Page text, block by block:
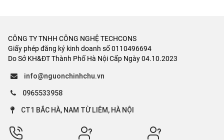
CÔNG TY TNHH CÔNG NGHỆ TECHCONS
Giấy phép đăng ký kinh doanh số 0110496694
Do Sở KH&ĐT Thành Phố Hà Nội Cấp Ngày 04.10.2023
info@nguonchinhchu.vn
0965533958
CT1 BẮC HÀ, NAM TỪ LIÊM, HÀ NỘI